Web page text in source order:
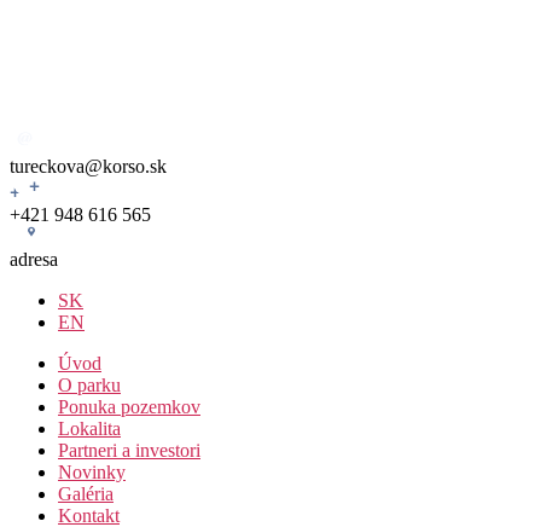
tureckova@korso.sk
+421 948 616 565
adresa
SK
EN
Úvod
O parku
Ponuka pozemkov
Lokalita
Partneri a investori
Novinky
Galéria
Kontakt